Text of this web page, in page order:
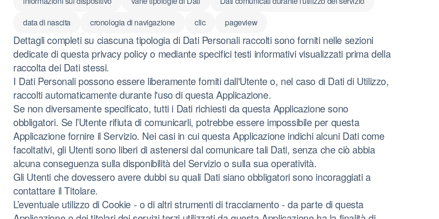
data di nascita
cronologia di navigazione clic pageview
Dettagli completi su ciascuna tipologia di Dati Personali raccolti sono forniti nelle sezioni
dedicate di questa privacy policy o mediante specifici testi informativi visualizzati prima della
raccolta dei Dati stessi.
I Dati Personali possono essere liberamente forniti dall'Utente o, nel caso di Dati di Utilizzo,
raccolti automaticamente durante l'uso di questa Applicazione.
Se non diversamente specificato, tutti i Dati richiesti da questa Applicazione sono
obbligatori. Se l’Utente rifiuta di comunicarli, potrebbe essere impossibile per questa
Applicazione fornire il Servizio. Nei casi in cui questa Applicazione indichi alcuni Dati come
facoltativi, gli Utenti sono liberi di astenersi dal comunicare tali Dati, senza che ciò abbia
alcuna conseguenza sulla disponibilità del Servizio o sulla sua operatività.
Gli Utenti che dovessero avere dubbi su quali Dati siano obbligatori sono incoraggiati a
contattare il Titolare.
L’eventuale utilizzo di Cookie - o di altri strumenti di tracciamento - da parte di questa